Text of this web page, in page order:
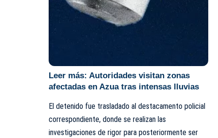
Leer más: Autoridades visitan zonas
afectadas en Azua tras intensas lluvias
El detenido fue trasladado al destacamento policial
correspondiente, donde se realizan las
investigaciones de rigor para posteriormente ser